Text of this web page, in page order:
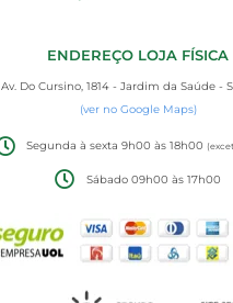
ENDEREÇO LOJA FÍSICA
Av. Do Cursino, 1814 - Jardim da Saúde -
(ver no Google Maps)
Segunda à sexta 9h00 às 18h00
Sábado 09h00 às 17h00